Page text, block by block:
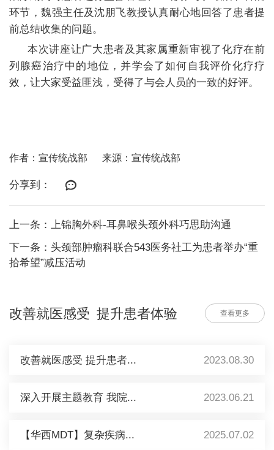
环节，魏强主任及沈朋飞教授认真耐心地回答了患者提
前总结收集的问题。
本次讲座让广大患者及其家属重新审视了化疗在前
列腺癌治疗中的地位，并学会了如何自我评价化疗疗
效，让大家受益匪浅，受得了与会人员的一致的好评。
作者：宣传统战部 来源：宣传统战部
分享到：
上一条：上锦胸外科-耳鼻喉头颈外科巧思助沟通
下一条：头颈部肿瘤科联合543医务社工为患者举办“重
拾希望”减压活动
改善就医感受 提升患者体验 查看更多
改善就医感受 提升患者... 2023.08.30
深入开展主题教育 我院... 2023.06.21
【华西MDT】复杂疾病... 2025.07.02